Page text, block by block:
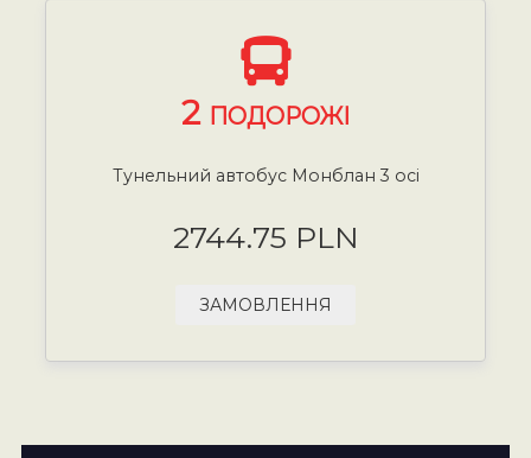
2 ПОДОРОЖІ
Тунельний автобус Монблан 3 осі
2744.75 PLN
ЗАМОВЛЕННЯ